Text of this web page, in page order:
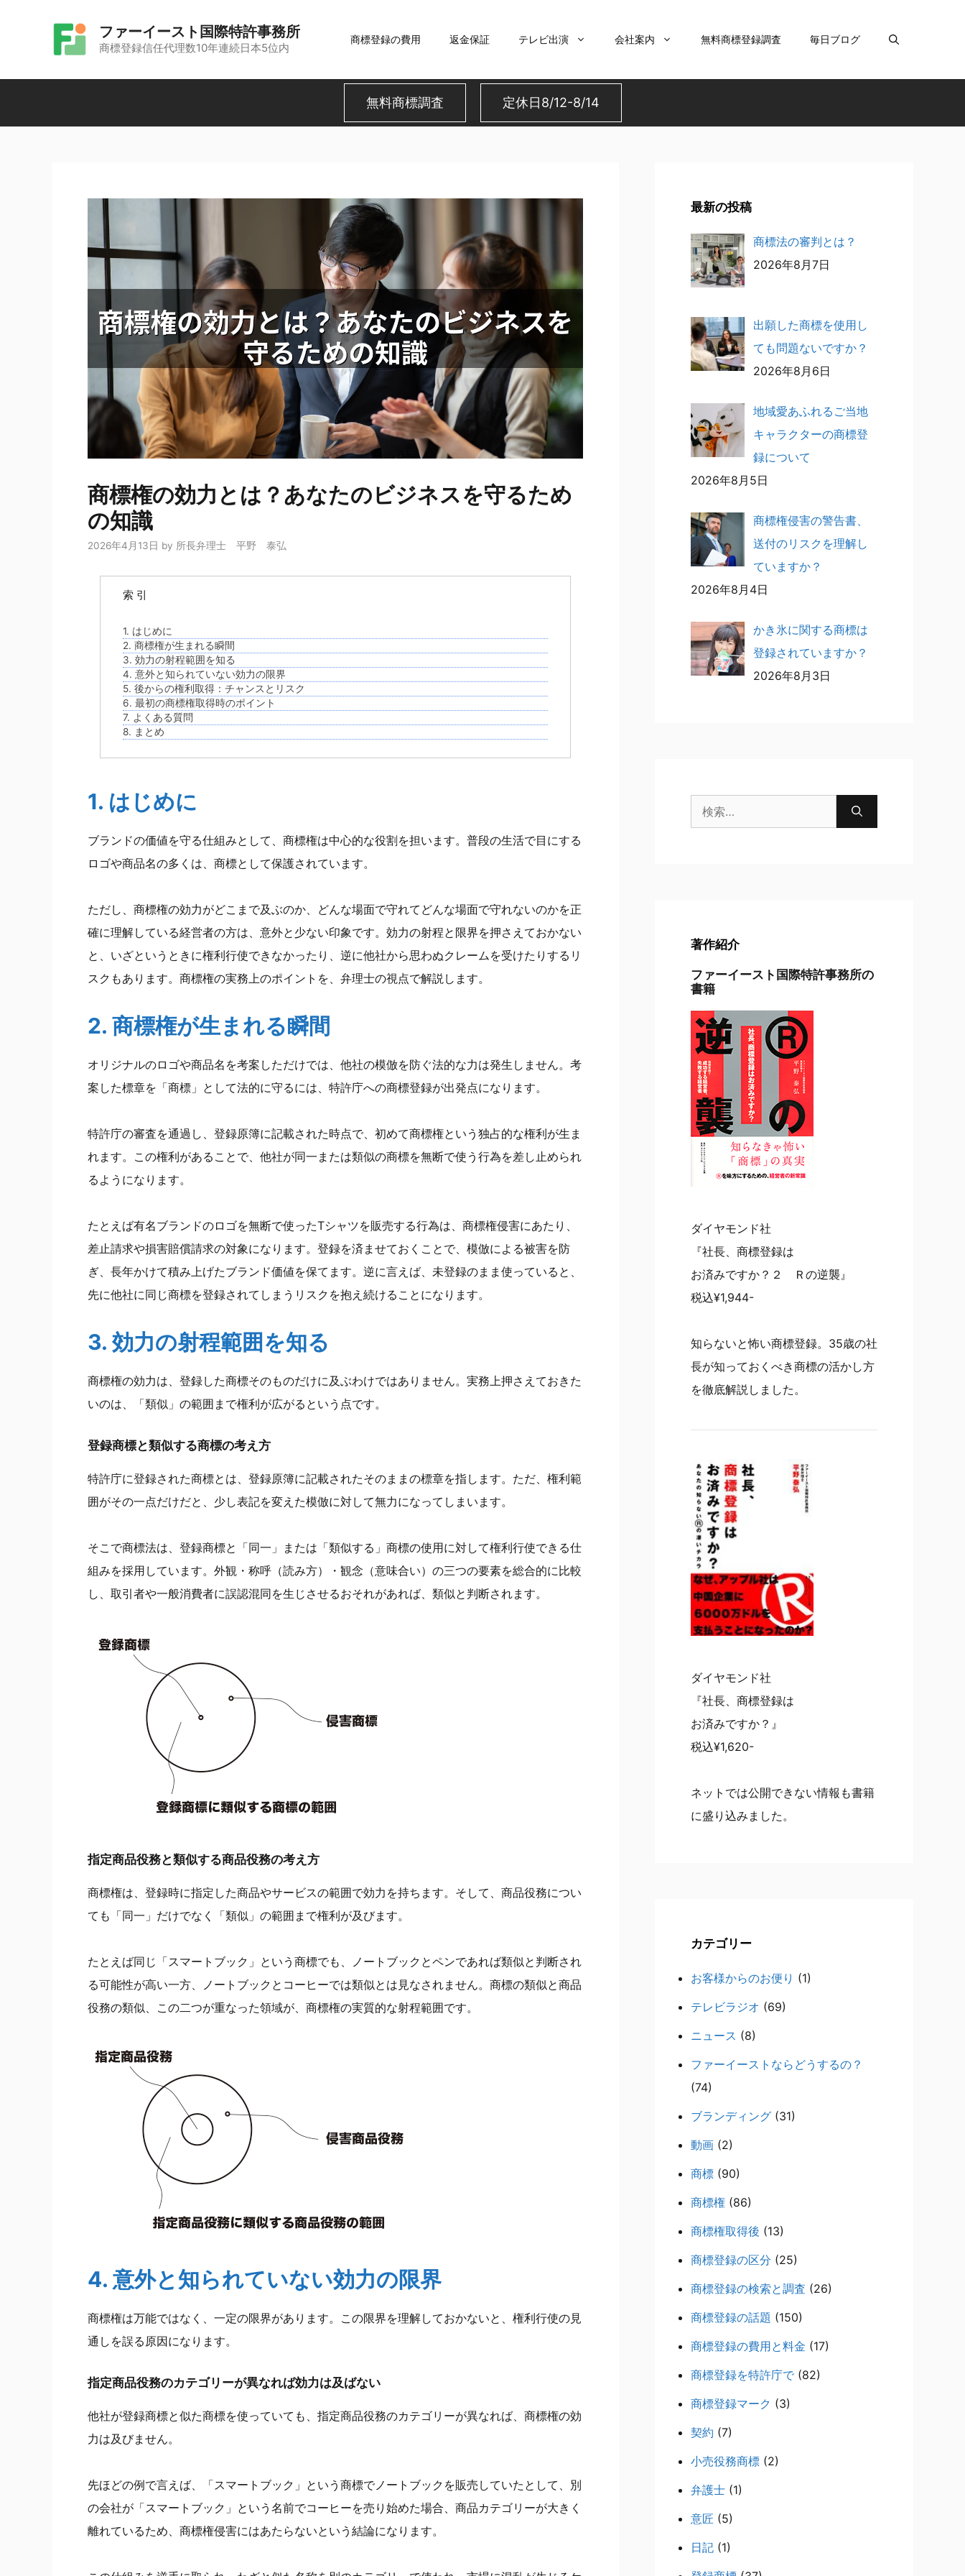
ン
へ
ファーイースト国際特許事務所
商標登録信任代理数10年連続日本5位内
商標登録の費用 返金保証 テレビ出演 会社案内 無料商標登録調査 毎日ブログ
無料商標調査 定休日8/12-8/14
商標権の効力とは？あなたのビジネスを守るため
の知識
2026年4月13日 by 所長弁理士 平野 泰弘
索 引
1. はじめに
2. 商標権が生まれる瞬間
3. 効力の射程範囲を知る
4. 意外と知られていない効力の限界
5. 後からの権利取得：チャンスとリスク
6. 最初の商標権取得時のポイント
7. よくある質問
8. まとめ
1. はじめに
ブランドの価値を守る仕組みとして、商標権は中心的な役割を担います。普段の生活で目にする
ロゴや商品名の多くは、商標として保護されています。
ただし、商標権の効力がどこまで及ぶのか、どんな場面で守れてどんな場面で守れないのかを正
確に理解している経営者の方は、意外と少ない印象です。効力の射程と限界を押さえておかない
と、いざというときに権利行使できなかったり、逆に他社から思わぬクレームを受けたりするリ
スクもあります。商標権の実務上のポイントを、弁理士の視点で解説します。
2. 商標権が生まれる瞬間
オリジナルのロゴや商品名を考案しただけでは、他社の模倣を防ぐ法的な力は発生しません。考
案した標章を「商標」として法的に守るには、特許庁への商標登録が出発点になります。
特許庁の審査を通過し、登録原簿に記載された時点で、初めて商標権という独占的な権利が生ま
れます。この権利があることで、他社が同一または類似の商標を無断で使う行為を差し止められ
るようになります。
たとえば有名ブランドのロゴを無断で使ったTシャツを販売する行為は、商標権侵害にあたり、
差止請求や損害賠償請求の対象になります。登録を済ませておくことで、模倣による被害を防
ぎ、長年かけて積み上げたブランド価値を保てます。逆に言えば、未登録のまま使っていると、
先に他社に同じ商標を登録されてしまうリスクを抱え続けることになります。
3. 効力の射程範囲を知る
商標権の効力は、登録した商標そのものだけに及ぶわけではありません。実務上押さえておきた
いのは、「類似」の範囲まで権利が広がるという点です。
登録商標と類似する商標の考え方
特許庁に登録された商標とは、登録原簿に記載されたそのままの標章を指します。ただ、権利範
囲がその一点だけだと、少し表記を変えた模倣に対して無力になってしまいます。
そこで商標法は、登録商標と「同一」または「類似する」商標の使用に対して権利行使できる仕
組みを採用しています。外観・称呼（読み方）・観念（意味合い）の三つの要素を総合的に比較
し、取引者や一般消費者に誤認混同を生じさせるおそれがあれば、類似と判断されます。
指定商品役務と類似する商品役務の考え方
商標権は、登録時に指定した商品やサービスの範囲で効力を持ちます。そして、商品役務につい
ても「同一」だけでなく「類似」の範囲まで権利が及びます。
たとえば同じ「スマートブック」という商標でも、ノートブックとペンであれば類似と判断され
る可能性が高い一方、ノートブックとコーヒーでは類似とは見なされません。商標の類似と商品
役務の類似、この二つが重なった領域が、商標権の実質的な射程範囲です。
4. 意外と知られていない効力の限界
商標権は万能ではなく、一定の限界があります。この限界を理解しておかないと、権利行使の見
通しを誤る原因になります。
指定商品役務のカテゴリーが異なれば効力は及ばない
他社が登録商標と似た商標を使っていても、指定商品役務のカテゴリーが異なれば、商標権の効
力は及びません。
先ほどの例で言えば、「スマートブック」という商標でノートブックを販売していたとして、別
の会社が「スマートブック」という名前でコーヒーを売り始めた場合、商品カテゴリーが大きく
離れているため、商標権侵害にはあたらないという結論になります。
最新の投稿
商標法の審判とは？
2026年8月7日
出願した商標を使用し
ても問題ないですか？
2026年8月6日
地域愛あふれるご当地
キャラクターの商標登
録について
2026年8月5日
商標権侵害の警告書、
送付のリスクを理解し
ていますか？
2026年8月4日
かき氷に関する商標は
登録されていますか？
2026年8月3日
索:
著作紹介
ファーイースト国際特許事務所の
書籍
ダイヤモンド社
『社長、商標登録は
お済みですか？２ Ｒの逆襲』
税込¥1,944-
知らないと怖い商標登録。35歳の社
長が知っておくべき商標の活かし方
を徹底解説しました。
ダイヤモンド社
『社長、商標登録は
お済みですか？』
税込¥1,620-
ネットでは公開できない情報も書籍
に盛り込みました。
カテゴリー
お客様からのお便り (1)
テレビラジオ (69)
ニュース (8)
ファーイーストならどうするの？
(74)
ブランディング (31)
動画 (2)
商標 (90)
商標権 (86)
商標権取得後 (13)
商標登録の区分 (25)
商標登録の検索と調査 (26)
商標登録の話題 (150)
商標登録の費用と料金 (17)
商標登録を特許庁で (82)
商標登録マーク (3)
契約 (7)
小売役務商標 (2)
弁護士 (1)
意匠 (5)
日記 (1)